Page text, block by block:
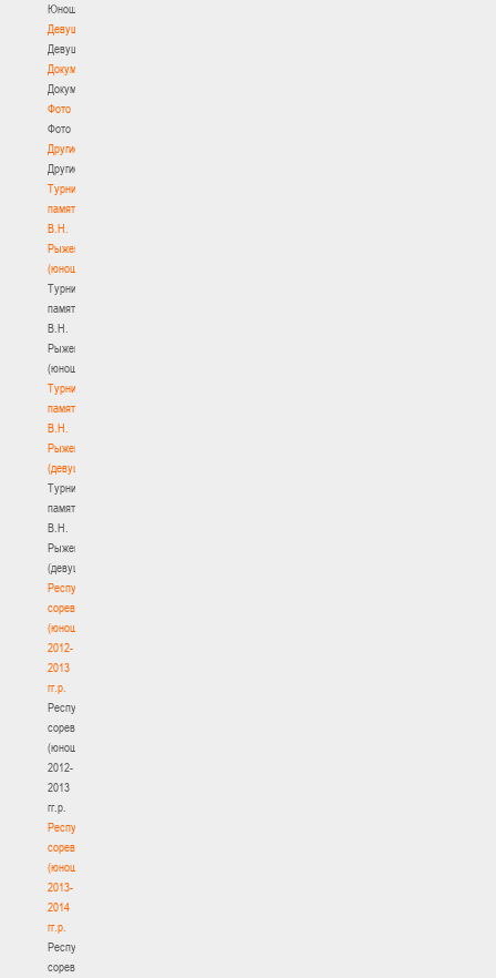
Юноши
Девушки
Девушки
Документы
Документы
Фото
Фото
Другие
Другие
Турнир
памяти
В.Н.
Рыженкова
(юноши)
Турнир
памяти
В.Н.
Рыженкова
(юноши)
Турнир
памяти
В.Н.
Рыженкова
(девушки)
Турнир
памяти
В.Н.
Рыженкова
(девушки)
Республиканские
соревнования
(юноши)
2012-
2013
гг.р.
Республиканские
соревнования
(юноши)
2012-
2013
гг.р.
Республиканские
соревнования
(юноши)
2013-
2014
гг.р.
Республиканские
соревнования